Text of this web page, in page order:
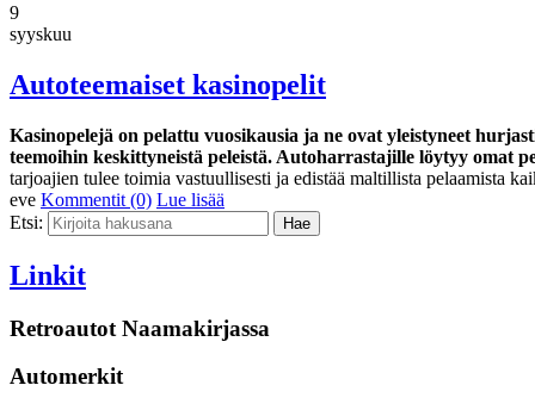
9
syyskuu
Autoteemaiset kasinopelit
Kasinopelejä on pelattu vuosikausia ja ne ovat yleistyneet
teemoihin keskittyneistä peleistä. Autoharrastajille löytyy omat
tarjoajien tulee toimia vastuullisesti ja edistää maltillista pelaamista
eve Kommentit (0) Lue lisää
Etsi:
Linkit
Retroautot Naamakirjassa
Automerkit